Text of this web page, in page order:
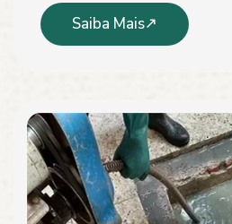
Saiba Mais